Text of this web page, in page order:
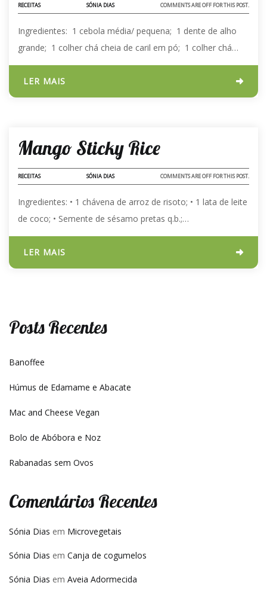
RECEITAS SÓNIA DIAS COMMENTS ARE OFF FOR THIS POST.
Ingredientes: 1 cebola média/ pequena; 1 dente de alho
grande; 1 colher chá cheia de caril em pó; 1 colher chá…
LER MAIS
Mango Sticky Rice
RECEITAS SÓNIA DIAS COMMENTS ARE OFF FOR THIS POST.
Ingredientes: •⁠ 1 chávena de arroz de risoto; •⁠ 1 lata de leite
de coco; •⁠ Semente de sésamo pretas q.b.;…
LER MAIS
Posts Recentes
Banoffee
Húmus de Edamame e Abacate
Mac and Cheese Vegan
Bolo de Abóbora e Noz
Rabanadas sem Ovos
Comentários Recentes
Sónia Dias em Microvegetais
Sónia Dias em Canja de cogumelos
Sónia Dias em Aveia Adormecida